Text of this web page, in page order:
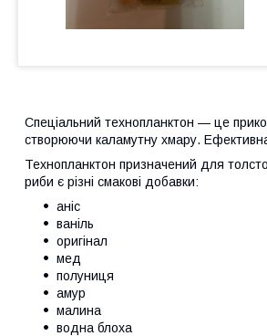
Спеціальний технопланктон — це
створюючи каламутну хмару.
Технопланктон призначений для
риби є різні смакові добавки:
аніс
ваніль
оригінал
мед
полуниця
амур
малина
водна блоха